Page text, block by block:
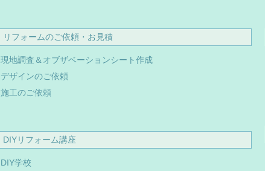
リフォームのご依頼・お見積
現地調査＆オブザベーションシート作成
デザインのご依頼
施工のご依頼
DIYリフォーム講座
DIY学校